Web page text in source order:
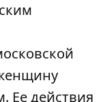
Ее действия